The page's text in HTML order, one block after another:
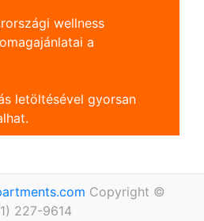
wellness
a
letöltésével gyorsan
Copyright ©
227-9614